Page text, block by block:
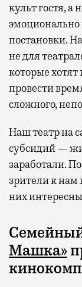
культ гостя, а
постановки.
не для
которые
провести
сложного,
Наш театр на
субсидий —
заработали.
зрители к нам
них
Машка»